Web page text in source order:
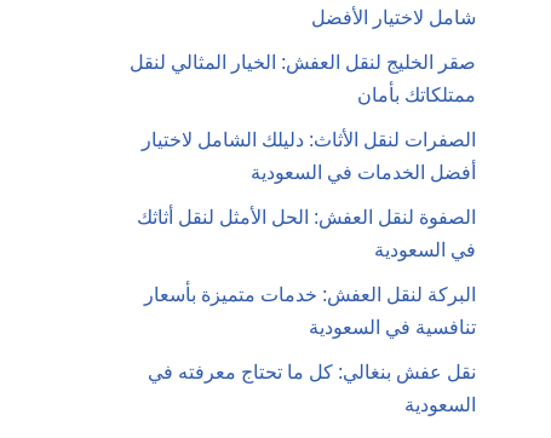
شامل لاختيار الأفضل
صقر الخليج لنقل العفش: الخيار المثالي لنقل
ممتلكاتك بأمان
الصفرات لنقل الأثاث: دليلك الشامل لاختيار
أفضل الخدمات في السعودية
الصفوة لنقل العفش: الحل الأمثل لنقل أثاثك
في السعودية
البركة لنقل العفش: خدمات متميزة بأسعار
تنافسية في السعودية
نقل عفش بنغالي: كل ما تحتاج معرفته في
السعودية